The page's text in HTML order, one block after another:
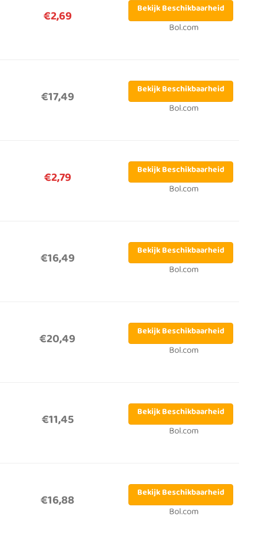
€2,69 Bekijk Beschikbaarheid
Bol.com
€17,49 Bekijk Beschikbaarheid
Bol.com
€2,79 Bekijk Beschikbaarheid
Bol.com
€16,49 Bekijk Beschikbaarheid
Bol.com
€20,49 Bekijk Beschikbaarheid
Bol.com
€11,45 Bekijk Beschikbaarheid
Bol.com
€16,88 Bekijk Beschikbaarheid
Bol.com